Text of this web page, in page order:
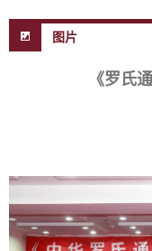
图片
《罗氏